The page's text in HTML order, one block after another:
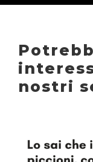
nostri